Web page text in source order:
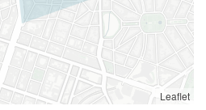
Leaflet